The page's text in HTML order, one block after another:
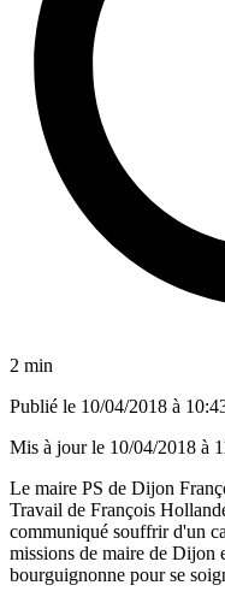
2 min
Publié le 10/04/2018 à
Mis à jour le 10/04/2018 à
Le maire PS de Dijon
Travail de François
communiqué souffrir d'un
missions de maire de Dijon
bourguignonne pour se